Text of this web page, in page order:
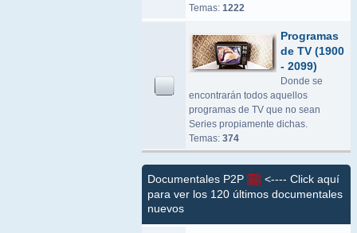
Temas: 1222
Programas
de TV (1900
- 2099)
Donde se
encontrarán todos aquellos
programas de TV que no sean
Series propiamente dichas.
Temas: 374
Documentales P2P
<---- Click aquí
para ver los 120 últimos documentales
nuevos